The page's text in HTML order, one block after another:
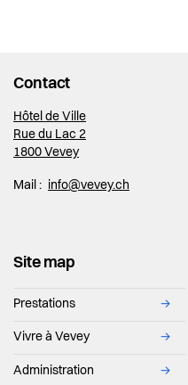
Contact
Hôtel de Ville
Rue du Lac 2
1800 Vevey
Mail : info@vevey.ch
Site map
Prestations →
Vivre à Vevey →
Administration →